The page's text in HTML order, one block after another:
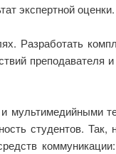
экспертной оценки.
Разработать
преподавателя
мультимедийными
студентов. Так,